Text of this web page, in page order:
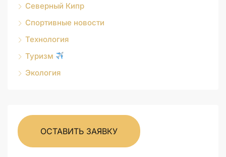
Северный Кипр
Спортивные новости
Технология
Туризм
Экология
ОСТАВИТЬ ЗАЯВКУ